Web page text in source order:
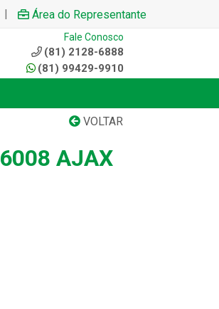
| Área do Representante
Fale Conosco
(81) 2128-6888
(81) 99429-9910
VOLTAR
AJAX